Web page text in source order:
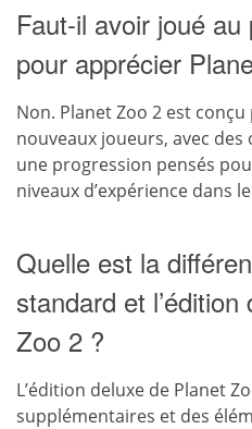
Faut-il avoir joué
pour apprécier
Non. Planet Zoo 2 est
nouveaux joueurs, avec
une progression pensés
niveaux d’expérience dans
Quelle est la
standard et
Zoo 2 ?
L’édition deluxe de Planet
supplémentaires et des